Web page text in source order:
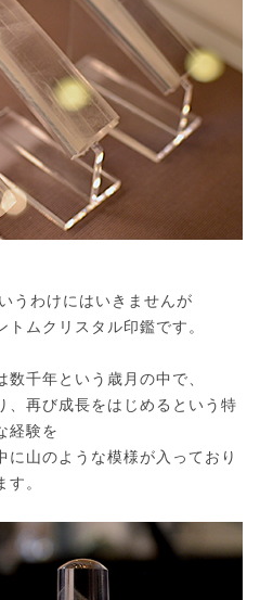
うわけにはいきませんが
ムクリスタル印鑑です。
千年という歳月の中で、
、再び成長をはじめるという特
経験を
に山のような模様が入っており
す。